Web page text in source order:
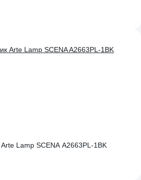
Lamp SCENA A2663PL-1BK